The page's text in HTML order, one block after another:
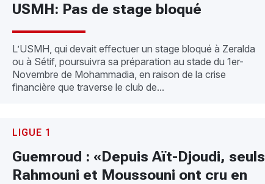
USMH: Pas de stage bloqué
L’USMH, qui devait effectuer un stage bloqué à Zeralda
ou à Sétif, poursuivra sa préparation au stade du 1er-
Novembre de Mohammadia, en raison de la crise
financière que traverse le club de...
LIGUE 1
Guemroud : «Depuis Aït-Djoudi, seuls
Rahmouni et Moussouni ont cru en